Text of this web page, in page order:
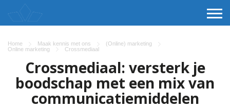
Home Maak kennis met ons
(Online) marketing
Online marketing
Crossmediaal
Crossmediaal: versterk je
boodschap met een mix van
communicatiemiddelen